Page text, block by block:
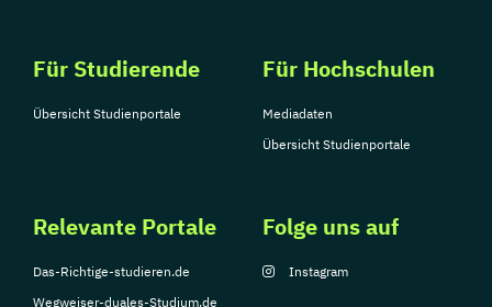
Für Studierende
Übersicht Studienportale
Für Hochschulen
Mediadaten
Übersicht Studienportale
Relevante Portale
Das-Richtige-studieren.de
Wegweiser-duales-Studium.de
Folge uns auf
Instagram